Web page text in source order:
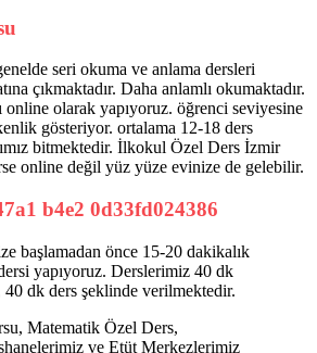
seri okuma ve anlama dersleri
çıkmaktadır. Daha anlamlı okumaktadır.
online olarak yapıyoruz. öğrenci seviyesine
gösteriyor. ortalama 12-18 ders
bitmektedir. İlkokul Özel Ders İzmir
online değil yüz yüze evinize de gelebilir.
başlamadan önce 15-20 dakikalık
yapıyoruz. Derslerimiz 40 dk
dk ders şeklinde verilmektedir.
Matematik Özel Ders,
ve Etüt Merkezlerimiz